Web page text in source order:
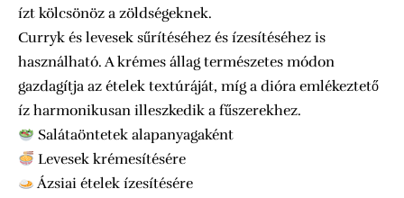
ízt kölcsönöz a zöldségeknek.
Curryk és levesek sűrítéséhez és ízesítéséhez is
használható. A krémes állag természetes módon
gazdagítja az ételek textúráját, míg a dióra emlékeztető
íz harmonikusan illeszkedik a fűszerekhez.
Salátaöntetek alapanyagaként
Levesek krémesítésére
Ázsiai ételek ízesítésére